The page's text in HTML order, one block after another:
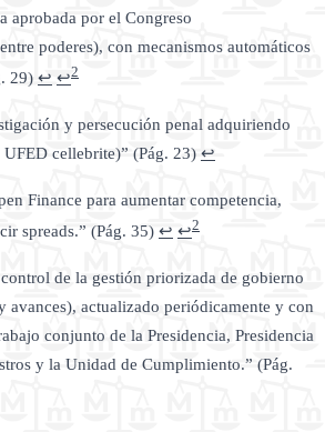
aprobada por el Congreso
poderes), con mecanismos automáticos
29) ↩ ↩2
y persecución penal adquiriendo
cellebrite)” (Pág. 23) ↩
Finance para aumentar competencia,
spreads.” (Pág. 35) ↩ ↩2
de la gestión priorizada de gobierno
avances), actualizado periódicamente y con
conjunto de la Presidencia, Presidencia
y la Unidad de Cumplimiento.” (Pág.